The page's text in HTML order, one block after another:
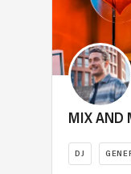
MIX AND
DJ